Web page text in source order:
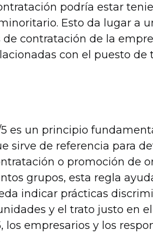
podría estar
Esto da lugar a
contratación de la
con el puesto de
es un principio
sirve de referencia para
o promoción de
grupos, esta regla
indicar prácticas
y el trato justo en
los empresarios y los